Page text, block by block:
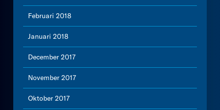
Februari 2018
Januari 2018
December 2017
November 2017
Oktober 2017